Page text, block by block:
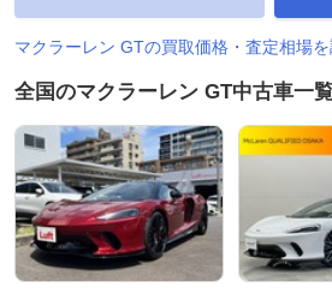
マクラーレン GTの買取価格・査定相場を
全国のマクラーレン GT中古車一